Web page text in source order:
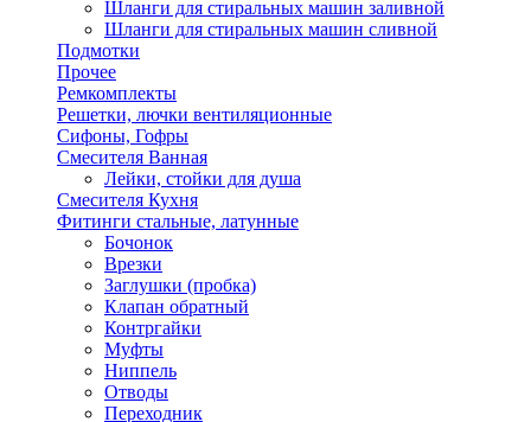
Шланги для стиральных машин заливной
Шланги для стиральных машин сливной
Подмотки
Прочее
Ремкомплекты
Решетки, лючки вентиляционные
Сифоны, Гофры
Смесителя Ванная
Лейки, стойки для душа
Смесителя Кухня
Фитинги стальные, латунные
Бочонок
Врезки
Заглушки (пробка)
Клапан обратный
Контргайки
Муфты
Ниппель
Отводы
Переходник